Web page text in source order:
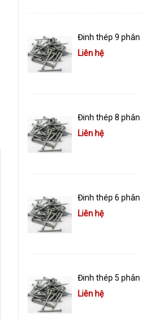
Đinh thép 9 phân
Liên hệ
Đinh thép 8 phân
Liên hệ
Đinh thép 6 phân
Liên hệ
Đinh thép 5 phân
Liên hệ